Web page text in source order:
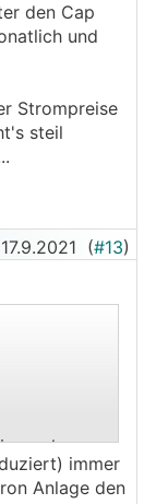
den Cap
und
Strompreise
steil
17.9.2021 (#13)
und genug
komplettimmer
Anlage den